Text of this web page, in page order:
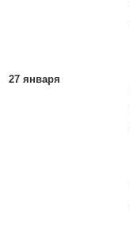
27 января